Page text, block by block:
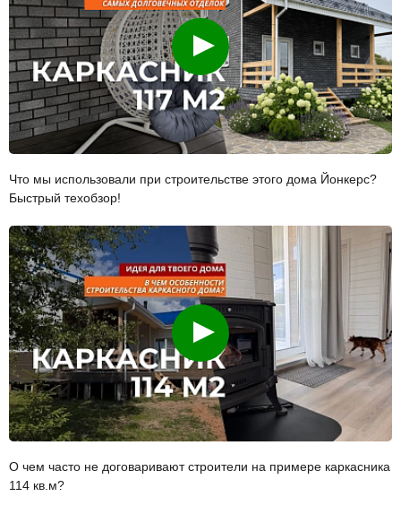
Смотреть
Что мы использовали при строительстве этого дома Йонкерс?
Быстрый техобзор!
Смотреть
О чем часто не договаривают строители на примере каркасника
114 кв.м?